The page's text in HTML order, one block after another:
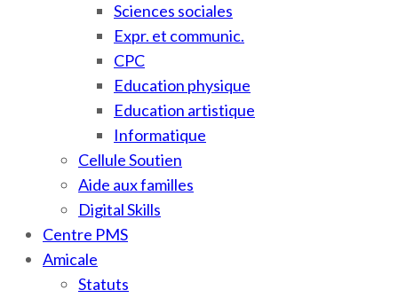
Sciences sociales
Expr. et communic.
CPC
Education physique
Education artistique
Informatique
Cellule Soutien
Aide aux familles
Digital Skills
Centre PMS
Amicale
Statuts